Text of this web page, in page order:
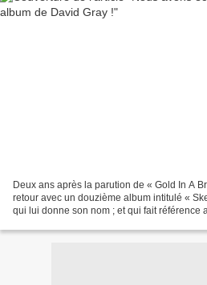
Deux ans après la parution de « Gold In A
retour avec un douzième album intitulé «
qui lui donne son nom ; et qui fait référence